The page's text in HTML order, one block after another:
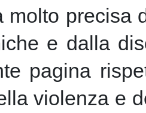
molto precisa
e dalla
pagina
violenza e